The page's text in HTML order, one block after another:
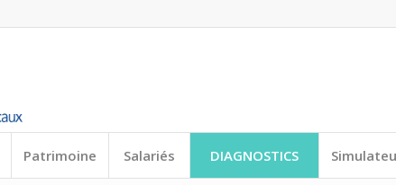
Patrimoine Salariés DIAGNOSTICS